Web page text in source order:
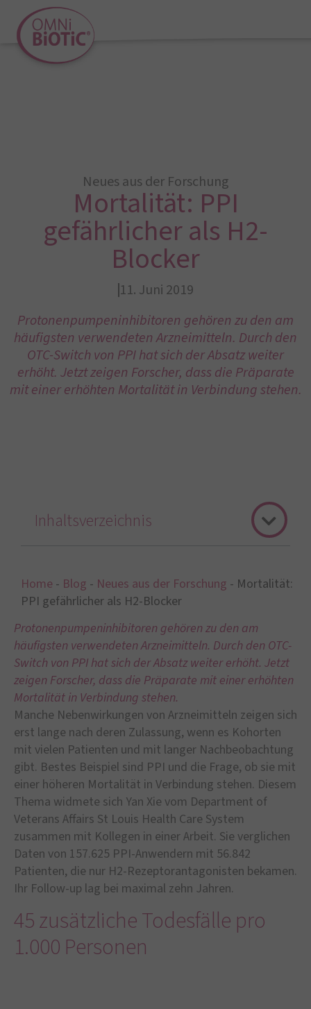
Neues aus der Forschung
Mortalität: PPI
gefährlicher als H2-
Blocker
11. Juni 2019
Protonenpumpeninhibitoren gehören zu den am
häufigsten verwendeten Arzneimitteln. Durch den
OTC-Switch von PPI hat sich der Absatz weiter
erhöht. Jetzt zeigen Forscher, dass die Präparate
mit einer erhöhten Mortalität in Verbindung stehen.
Home - Blog - Neues aus der Forschung - Mortalität:
PPI gefährlicher als H2-Blocker
Protonenpumpeninhibitoren gehören zu den am
häufigsten verwendeten Arzneimitteln. Durch den OTC-
Switch von PPI hat sich der Absatz weiter erhöht. Jetzt
zeigen Forscher, dass die Präparate mit einer erhöhten
Mortalität in Verbindung stehen.
Manche Nebenwirkungen von Arzneimitteln zeigen sich
erst lange nach deren Zulassung, wenn es Kohorten
mit vielen Patienten und mit langer Nachbeobachtung
gibt. Bestes Beispiel sind PPI und die Frage, ob sie mit
einer höheren Mortalität in Verbindung stehen. Diesem
Thema widmete sich Yan Xie vom Department of
Veterans Affairs St Louis Health Care System
zusammen mit Kollegen in einer Arbeit. Sie verglichen
Daten von 157.625 PPI-Anwendern mit 56.842
Patienten, die nur H2-Rezeptorantagonisten bekamen.
Ihr Follow-up lag bei maximal zehn Jahren.
45 zusätzliche Todesfälle pro
1.000 Personen
Inhaltsverzeichnis